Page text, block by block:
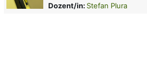
Dozent/in: Stefan Plura